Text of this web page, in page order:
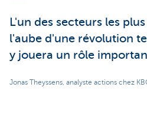
L'un des secteurs les
l'aube d'une révolution
y jouera un rôle
Jonas Theyssens, analyste actions chez